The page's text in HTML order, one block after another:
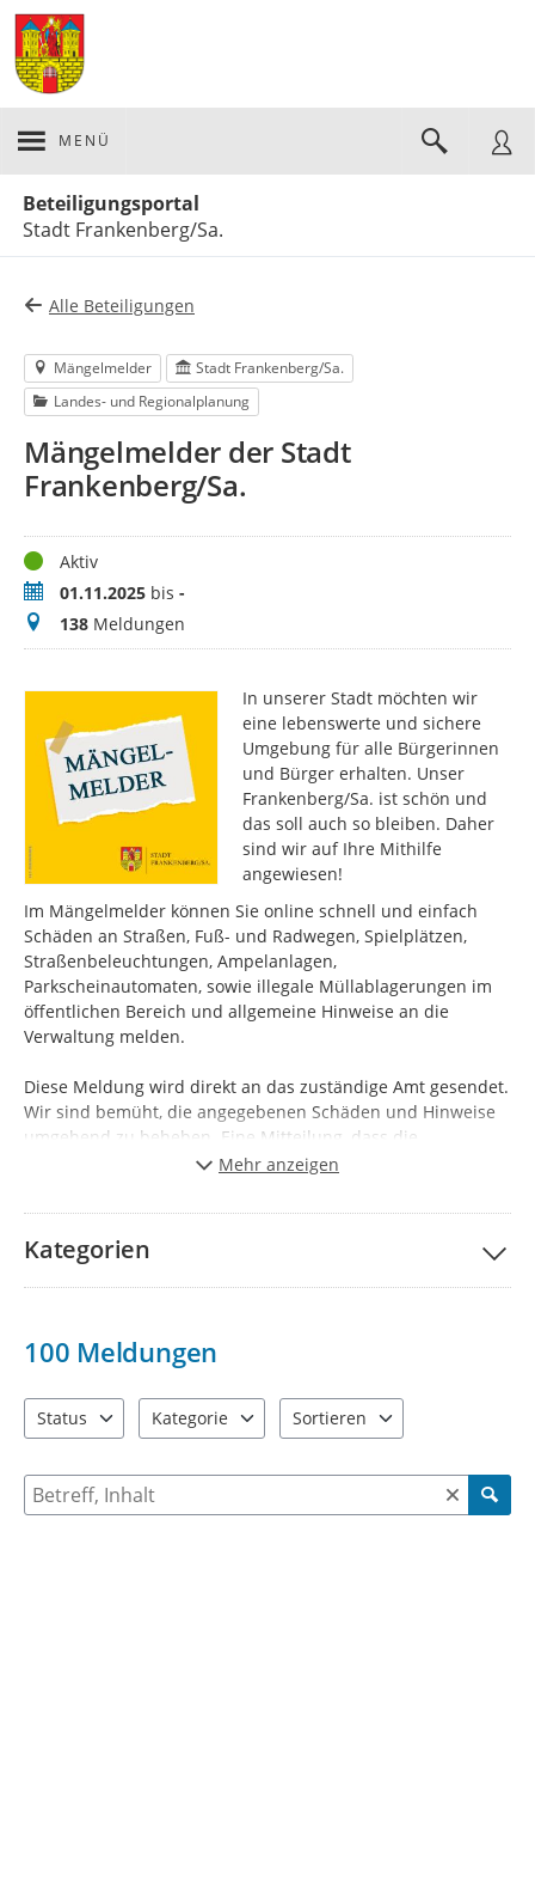
MENÜ
Beteiligungsportal
Stadt Frankenberg/Sa.
Alle Beteiligungen
Mängelmelder
Stadt Frankenberg/Sa.
Landes- und Regionalplanung
Mängelmelder der Stadt
Frankenberg/Sa.
StatusAktiv
Zeitraum01.11.2025 bis -
Meldungen
138 Meldungen
In unserer Stadt möchten wir
eine lebenswerte und sichere
Umgebung für alle Bürgerinnen
und Bürger erhalten. Unser
Frankenberg/Sa. ist schön und
das soll auch so bleiben. Daher
sind wir auf Ihre Mithilfe
angewiesen!
Im Mängelmelder können Sie online schnell und einfach
Schäden an Straßen, Fuß- und Radwegen, Spielplätzen,
Straßenbeleuchtungen, Ampelanlagen,
Parkscheinautomaten, sowie illegale Müllablagerungen im
öffentlichen Bereich und allgemeine Hinweise an die
Verwaltung melden.
Diese Meldung wird direkt an das zuständige Amt gesendet.
Wir sind bemüht, die angegebenen Schäden und Hinweise
umgehend zu beheben. Eine Mitteilung, dass die
Meldungen von Ihnen behoben wurden, erfolgt bei Angabe
Mehr anzeigen
Kategorien
100 Meldungen
Status
Kategorie
Sortieren
Suche nach Meldungen und Kommentaren